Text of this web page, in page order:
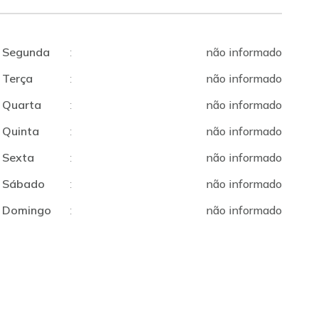
Segunda :
não informado
Terça
:
não informado
Quarta
:
não informado
Quinta
:
não informado
Sexta
:
não informado
Sábado
:
não informado
Domingo
: não informado